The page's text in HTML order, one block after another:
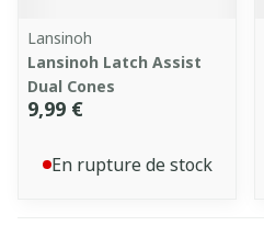
Lansinoh
Lansinoh Latch Assist
Dual Cones
9,99 €
En rupture de stock